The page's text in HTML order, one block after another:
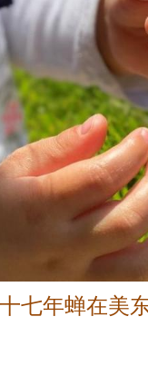
七年蝉在美